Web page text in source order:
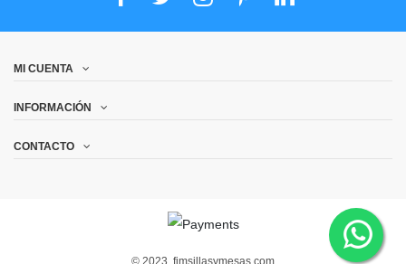
MI CUENTA
INFORMACIÓN
CONTACTO
© 2023 fjmsillasymesas.com